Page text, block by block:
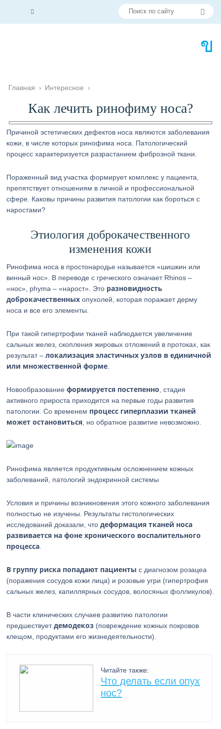
Главная › Интересное ›
Как лечить ринофиму носа?
Причиной эстетических дефектов носа являются заболевания
кожи, в числе которых ринофима носа. Патологический
процесс характеризуется разрастанием фиброзной ткани.
Пораженный вид участка формирует комплекс у пациента,
препятствует отношениям в личной и профессиональной
сфере. Каковы причины развития патологии как бороться с
наростами?
Этиология доброкачественного
изменения кожи
Ринофима носа в простонародье называется «шишкин или
винный нос». В переводе с греческого означает Rhinos –
«нос», phyma – «нарост». Это разновидность
доброкачественныхопухолей, которая поражает дерму
носа и все его элементы.
При такой гипертрофии тканей наблюдается увеличение
сальных желез, скопления жировых отложений в протоках, как
результат –локализация эластичных узлов в единичной
или множественной форме
Новообразованиеформируется постепенно , стадия
активного прироста приходится на первые годы развития
патологии. Со временем процесс гиперплазии тканей
может остановиться , но обратное развитие невозможно.
Ринофима является продуктивным осложнением кожных
заболеваний, патологий эндокринной системы
Условия и причины возникновения этого кожного заболевания
полностью не изучены. Результаты гистологических
исследований доказали, чтодеформация тканей носа
развивается на фоне хронического воспалительного
процесса
В группу риска попадают пациенты с диагнозом розацеа
(поражения сосудов кожи лица) и розовые угри (гипертрофия
сальных желез, капиллярных сосудов, волосяных фолликулов).
В части клинических случаев развитию патологии
предшествуетдемодекоз (повреждение кожных покровов
клещом, продуктами его жизнедеятельности).
Читайте также:
Что делать если опух
нос?